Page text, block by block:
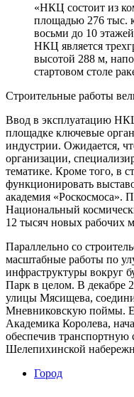
«НКЦ состоит из
площадью 276 тыс.
восьми до 10
НКЦ является
высотой 288 м,
стартовом столе
Строительные работы
Ввод в эксплуатацию
площадке ключевые
индустрии. Ожидается,
организации,
тематике. Кроме того, в
функционировать
академия «Роскосмоса».
Национальный
12 тысяч новых рабочих
Параллельно со
масштабные работы по
инфраструктуры вокруг
Парк в целом. В декабре
улицы Мясищева,
Мневниковскую поймы.
Академика Королева,
обеспечив
Шелепихинской
Город